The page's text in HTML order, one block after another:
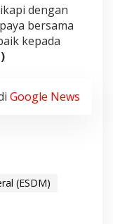
dengan
bersama
kepada
Google News
(ESDM)